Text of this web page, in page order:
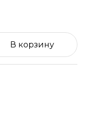
В корзину